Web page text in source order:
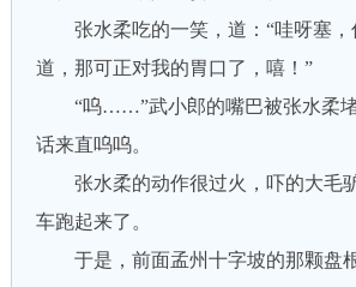
张水柔吃的一笑，道：“哇呀塞，
道，那可正对我的胃口了，嘻！”
“呜……”武小郎的嘴巴被张水柔堵
话来直呜呜。
张水柔的动作很过火，吓的大毛
车跑起来了。
于是，前面孟州十字坡的那颗盘